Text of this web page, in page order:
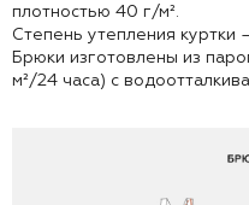
плотностью 40 г/м².
Степень утепления куртки
Брюки изготовлены из
м²/24 часа) с